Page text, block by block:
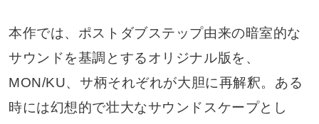
本作では、ポストダブステップ由来の暗室的な
サウンドを基調とするオリジナル版を、
MON/KU、サ柄それぞれが大胆に再解釈。ある
時には幻想的で壮大なサウンドスケープとし